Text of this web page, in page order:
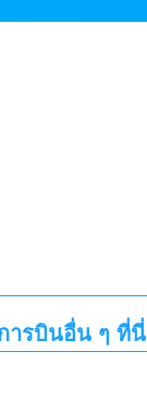
ารบินอื่น ๆ ที่นี่